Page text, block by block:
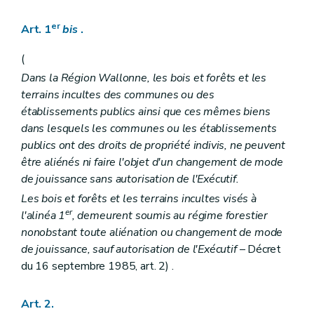
Art. 42
Art. 45
Art. 46
Section 3 Dispositions particulières aux bois des communes et des établissements publics
Art. 47
Art. 48
Art. 49
Art. 50
Titre VI Des exploitations
Section 1 Dispositions générales
Art. 51
Art. 52
Art. 53
Art. 54
Art. 55
Art. 56
Art. 1er bis.
(
Dans la Région Wallonne, les bois et forêts et les
terrains incultes des communes ou des
établissements publics ainsi que ces mêmes biens
dans lesquels les communes ou les établissements
publics ont des droits de propriété indivis, ne peuvent
être aliénés ni faire l'objet d'un changement de mode
de jouissance sans autorisation de l'Exécutif.
Les bois et forêts et les terrains incultes visés à
l'alinéa 1er, demeurent soumis au régime forestier
nonobstant toute aliénation ou changement de mode
de jouissance, sauf autorisation de l'Exécutif– Décret
du 16 septembre 1985, art. 2) .
Art. 2.